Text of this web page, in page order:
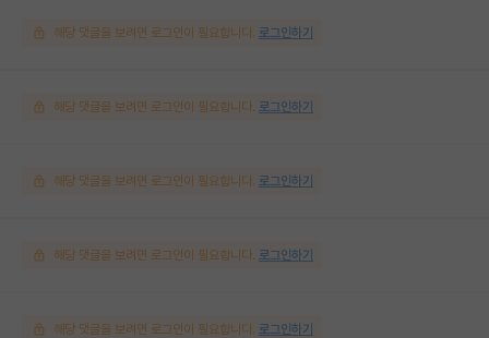
해당 댓글을 보려면 로그인이 필요합니다. 로그인하기
해당 댓글을 보려면 로그인이 필요합니다. 로그인하기
해당 댓글을 보려면 로그인이 필요합니다. 로그인하기
해당 댓글을 보려면 로그인이 필요합니다. 로그인하기
해당 댓글을 보려면 로그인이 필요합니다. 로그인하기